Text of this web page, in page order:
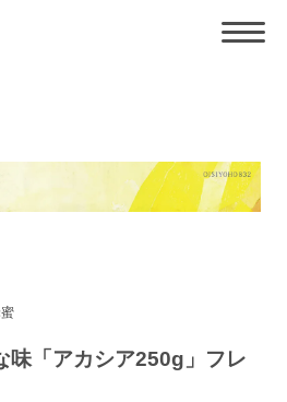
味「アカシア250g」フレ